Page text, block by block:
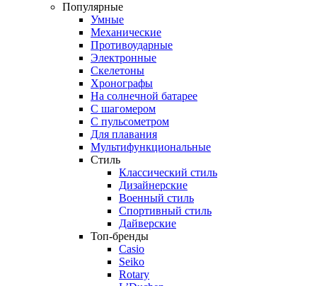
Популярные
Умные
Механические
Противоударные
Электронные
Скелетоны
Хронографы
На солнечной батарее
С шагомером
С пульсометром
Для плавания
Мультифункциональные
Стиль
Классический стиль
Дизайнерские
Военный стиль
Спортивный стиль
Дайверские
Топ-бренды
Casio
Seiko
Rotary